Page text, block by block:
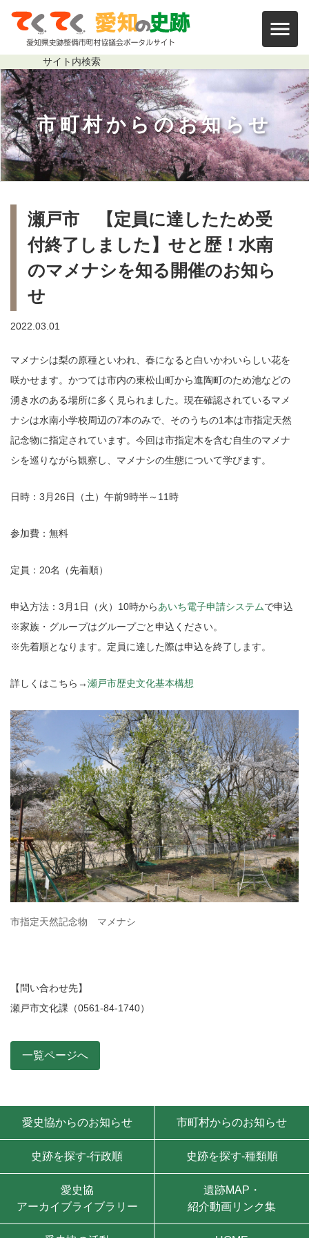
瀬戸市 【定員に達したため受付終了
サイト内検索
市町村からのお知らせ
パンくずリスト
瀬戸市 【定員に達したため受
付終了しました】せと歴！水南
のマメナシを知る開催のお知ら
せ
2022.03.01
マメナシは梨の原種といわれ、春になると白いかわいらしい花を
咲かせます。かつては市内の東松山町から進陶町のため池などの
湧き水のある場所に多く見られました。現在確認されているマメ
ナシは水南小学校周辺の7本のみで、そのうちの1本は市指定天然
記念物に指定されています。今回は市指定木を含む自生のマメナ
シを巡りながら観察し、マメナシの生態について学びます。
日時：3月26日（土）午前9時半～11時
参加費：無料
定員：20名（先着順）
申込方法：3月1日（火）10時からあいち電子申請システムで申込
※家族・グループはグループごと申込ください。
※先着順となります。定員に達した際は申込を終了します。
詳しくはこちら→瀬戸市歴史文化基本構想
市指定天然記念物 マメナシ
【問い合わせ先】
瀬戸市文化課（0561-84-1740）
一覧ページへ
モバイル用ナビゲーション
愛史協からのお知らせ 市町村からのお知らせ
史跡を探す-行政順 史跡を探す-種類順
愛史協
アーカイブライブラリー
遺跡MAP・
紹介動画リンク集